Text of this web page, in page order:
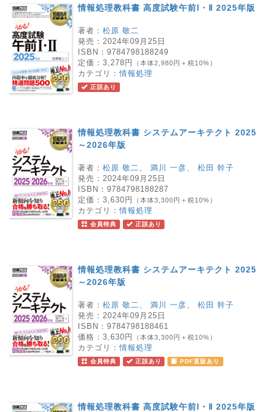
情報処理教科書 高度試験午前Ⅰ・Ⅱ 2025年版
著者： 松原 敬二
発売： 2024年09月25日
ISBN： 9784798188249
定価： 3,278円 （本体2,980円＋税10%）
カテゴリ：情報処理
正誤あり
情報処理教科書 システムアーキテクト 2025
～2026年版
著者： 松原 敬二、 満川 一彦、 松田 幹子
発売： 2024年09月25日
ISBN： 9784798188287
定価： 3,630円 （本体3,300円＋税10%）
カテゴリ：情報処理
会員特典 正誤あり
情報処理教科書 システムアーキテクト 2025
～2026年版
著者： 松原 敬二、 満川 一彦、 松田 幹子
発売： 2024年09月25日
ISBN： 9784798188461
価格： 3,630円 （本体3,300円＋税10%）
カテゴリ：情報処理
会員特典 正誤あり PDF直販あり
情報処理教科書 高度試験午前Ⅰ・Ⅱ 2025年版